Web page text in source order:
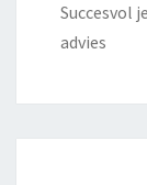
Succesvol
advies